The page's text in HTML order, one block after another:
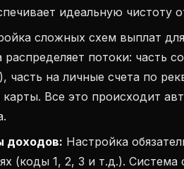
идеальную чистоту
сложных схем выплат
потоки: часть
часть на личные счета по
Все это происходит
доходов: Настройка
(коды 1, 2, 3 и т.д.). Система